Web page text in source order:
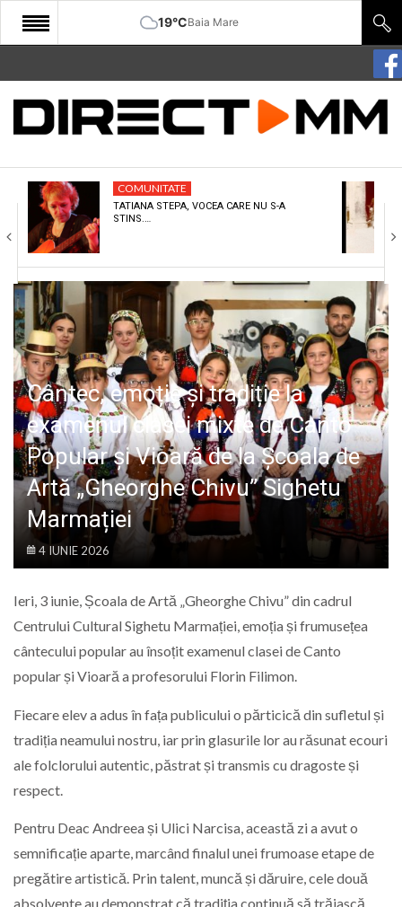
19°CBaia Mare
START
COMUNITATE
CULTURA
ECONOMIE
SANATATE
SPORT
SPECIAL
POLITIC
LIFE
COMUNITATE
TATIANA STEPA, VOCEA CARE NU S-A
STINS.…
Cântec, emoție și tradiție la
examenul clasei mixte de Canto
Popular și Vioară de la Școala de
Artă „Gheorghe Chivu” Sighetu
Marmației
4 IUNIE 2026
Ieri, 3 iunie, Școala de Artă „Gheorghe Chivu” din cadrul
Centrului Cultural Sighetu Marmației, emoția și frumusețea
cântecului popular au însoțit examenul clasei de Canto
popular și Vioară a profesorului Florin Filimon.
Fiecare elev a adus în fața publicului o părticică din sufletul și
tradiția neamului nostru, iar prin glasurile lor au răsunat ecouri
ale folclorului autentic, păstrat și transmis cu dragoste și
respect.
Pentru Deac Andreea și Ulici Narcisa, această zi a avut o
semnificație aparte, marcând finalul unei frumoase etape de
pregătire artistică. Prin talent, muncă și dăruire, cele două
absolvente au demonstrat că tradiția continuă să trăiască